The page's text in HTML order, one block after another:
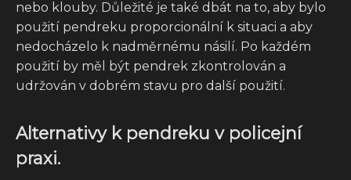
nebo klouby. Důležité je také dbát na to, aby bylo
použití pendreku proporcionální k situaci a aby
nedocházelo k nadměrnému násilí. Po každém
použití by měl být pendrek zkontrolován a
udržován v dobrém stavu pro další použití.
Alternativy k pendreku v policejní
praxi.